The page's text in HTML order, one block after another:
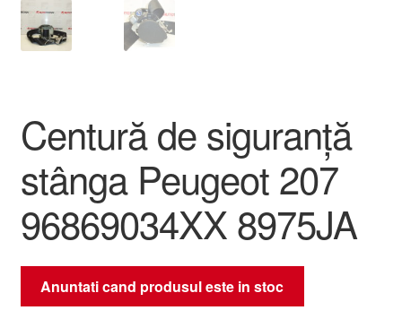
Plățile
Termeni si conditii
Centură de siguranță
stânga Peugeot 207
96869034XX 8975JA
Anuntati cand produsul este in stoc